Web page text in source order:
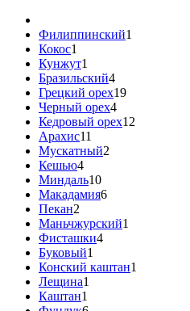
Филиппинский1
Кокос1
Кунжут1
Бразильский4
Грецкий орех19
Черный орех4
Кедровый орех12
Арахис11
Мускатный2
Кешью4
Миндаль10
Макадамия6
Пекан2
Маньчжурский1
Фисташки4
Буковый1
Конский каштан1
Лещина1
Каштан1